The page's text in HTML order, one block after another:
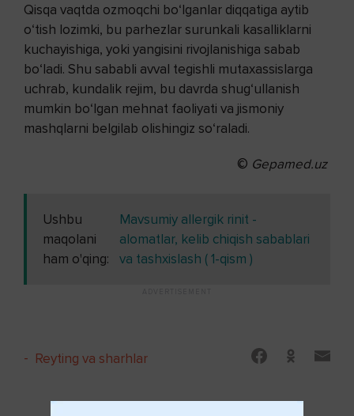
Qisqa vaqtda ozmoqchi bo‘lganlar diqqatiga aytib
o‘tish lozimki, bu parhezlar surunkali kasalliklarni
kuchayishiga, yoki yangisini rivojlanishiga sabab
bo‘ladi. Shu sababli avval tegishli mutaxassislarga
uchrab, kundalik rejim, bu davrda shug‘ullanish
mumkin bo‘lgan mehnat faoliyati va jismoniy
mashqlarni belgilab olishingiz so‘raladi.
© Gepamed.uz
Ushbu
maqolani
ham o'qing:
Mavsumiy allergik rinit -
alomatlar, kelib chiqish sabablari
va tashxislash ( 1-qism )
- Reyting va sharhlar